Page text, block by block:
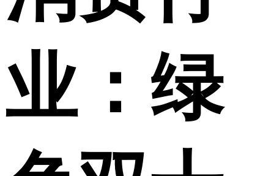
业：绿